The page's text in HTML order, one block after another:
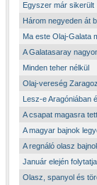
Egyszer már sikerült
Három negyeden át
Ma este Olaj-Galata
A Galatasaray
Minden teher nélkül
Olaj-vereség
Lesz-e Aragóniában
A csapat magasra
A magyar bajnok
A regnáló olasz
Január elején
Olasz, spanyol és